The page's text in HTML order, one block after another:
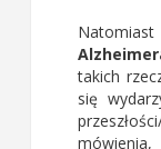
takich
się